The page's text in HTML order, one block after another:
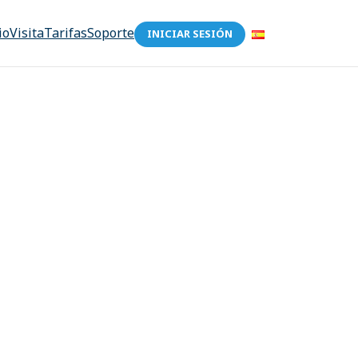
VisitaTarifasSoporte INICIAR SESIÓN